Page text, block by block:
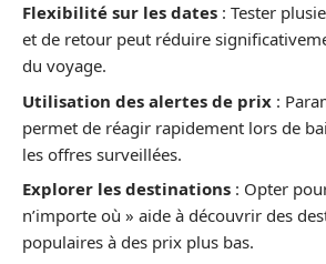
Flexibilité sur les dates : Tester
et de retour peut réduire
du voyage.
Utilisation des alertes de prix :
permet de réagir rapidement lors de
les offres surveillées.
Explorer les destinations : Opter
n’importe où » aide à découvrir des
populaires à des prix plus bas.